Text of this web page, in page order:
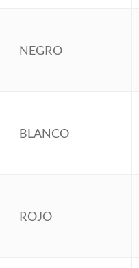
NEGRO
BLANCO
ROJO